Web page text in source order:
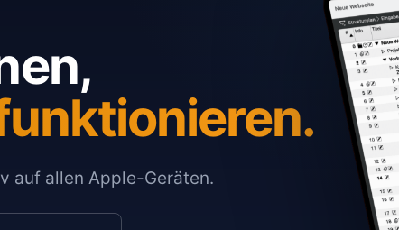
auf allen Apple-Geräten.